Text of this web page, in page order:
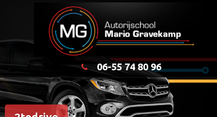
Autorijschool en rijles adhd en authisme teylingen
06-55 74 80 96